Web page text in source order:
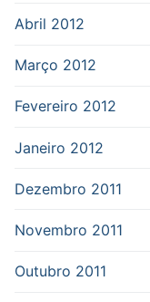
Abril 2012
Março 2012
Fevereiro 2012
Janeiro 2012
Dezembro 2011
Novembro 2011
Outubro 2011